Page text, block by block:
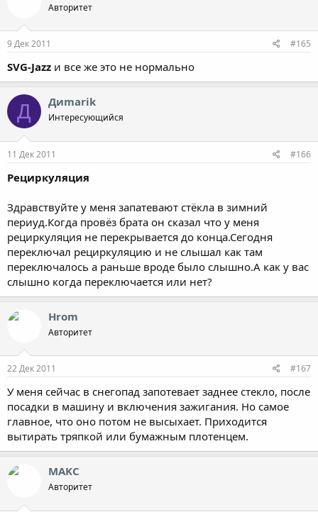
Авторитет
9 Дек 2011 #165
SVG-Jazz и все же это не нормально
Д Диmarik
Интересующийся
11 Дек 2011 #166
Рециркуляция
Здравствуйте у меня запатевают стёкла в зимний
периуд.Когда провёз брата он сказал что у меня
рециркуляция не перекрывается до конца.Сегодня
переключал рециркуляцию и не слышал как там
переключалось а раньше вроде было слышно.А как у вас
слышно когда переключается или нет?
Hrom
Авторитет
22 Дек 2011 #167
У меня сейчас в снегопад запотевает заднее стекло, после
посадки в машину и включения зажигания. Но самое
главное, что оно потом не высыхает. Приходится
вытирать тряпкой или бумажным плотенцем.
MAKC
Авторитет